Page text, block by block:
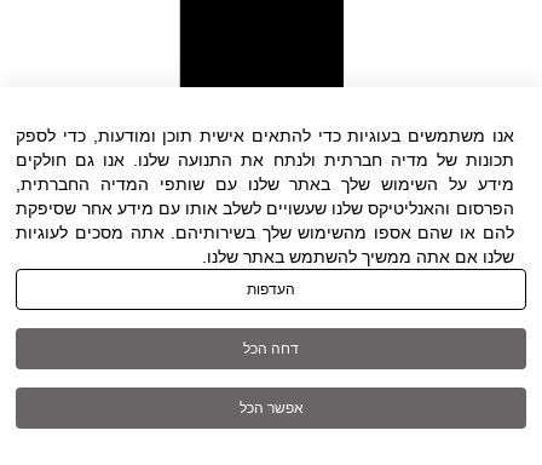
Waze
אנו משתמשים בעוגיות כדי להתאים אישית תוכן ומודעות, כדי לספק
תכונות של מדיה חברתית ולנתח את התנועה שלנו. אנו גם חולקים
מידע על השימוש שלך באתר שלנו עם שותפי המדיה החברתית,
הפרסום והאנליטיקס שלנו שעשויים לשלב אותו עם מידע אחר שסיפקת
להם או שהם אספו מהשימוש שלך בשירותיהם. אתה מסכים לעוגיות
שלנו אם אתה ממשיך להשתמש באתר שלנו.
העדפות
דחה הכל
אפשר הכל